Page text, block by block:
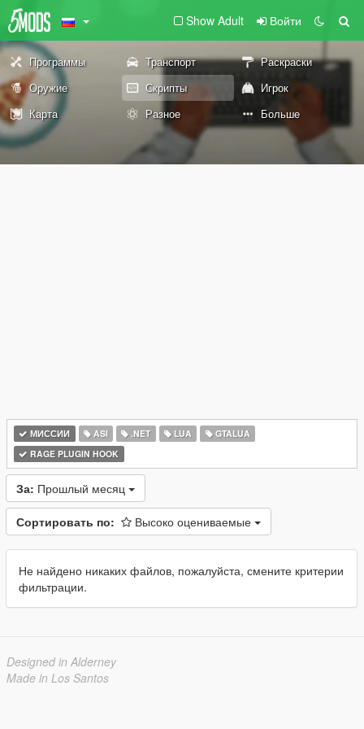
Show Adult Войти
Программы Транспорт
Раскраски
Оружие
Скрипты
Игрок
Карта
Разное Больше
МИССИИ ASI .NET LUA
GTALUA
RAGE PLUGIN HOOK
За: Прошлый месяц
Сортировать по: Высоко оцениваемые
Не найдено никаких файлов, пожалуйста, смените критерии
фильтрации.
Designed in Alderney
Made in Los Santos